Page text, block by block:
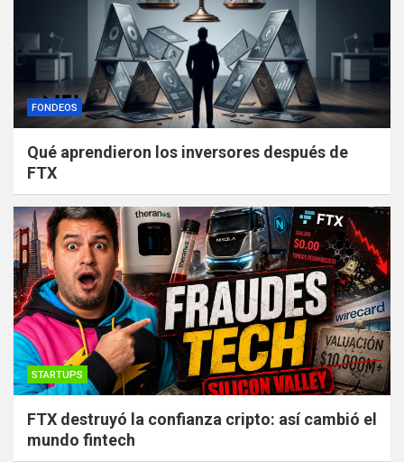
FONDEOS
Qué aprendieron los inversores después de
FTX
STARTUPS
FTX destruyó la confianza cripto: así cambió el
mundo fintech